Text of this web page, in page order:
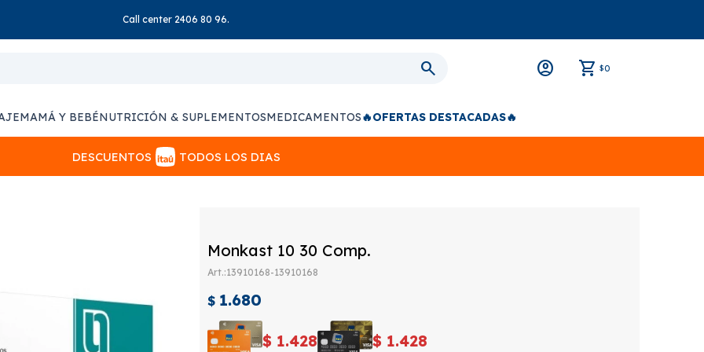
Call center 2406 80 96.
$0
MAMÁ Y BEBÉNUTRICIÓN & SUPLEMENTOSMEDICAMENTOS🔥OFERTAS DESTACADAS🔥
DESCUENTOS TODOS LOS DIAS
Monkast 10 30 Comp.
13910168-13910168
$ 1.680
$ 1.428 $ 1.428